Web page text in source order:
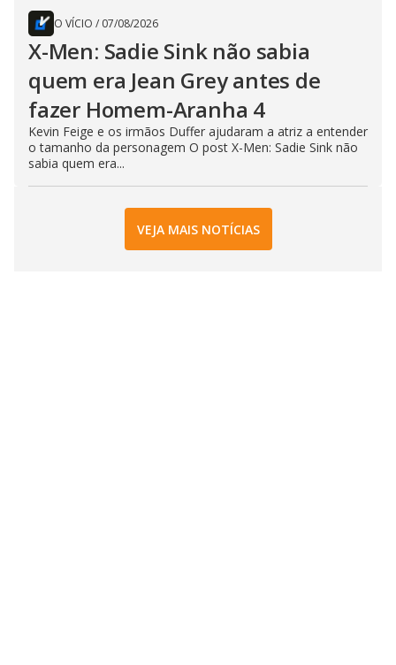
O VÍCIO / 07/08/2026
X-Men: Sadie Sink não sabia
quem era Jean Grey antes de
fazer Homem-Aranha 4
Kevin Feige e os irmãos Duffer ajudaram a atriz a entender
o tamanho da personagem O post X-Men: Sadie Sink não
sabia quem era...
VEJA MAIS NOTÍCIAS